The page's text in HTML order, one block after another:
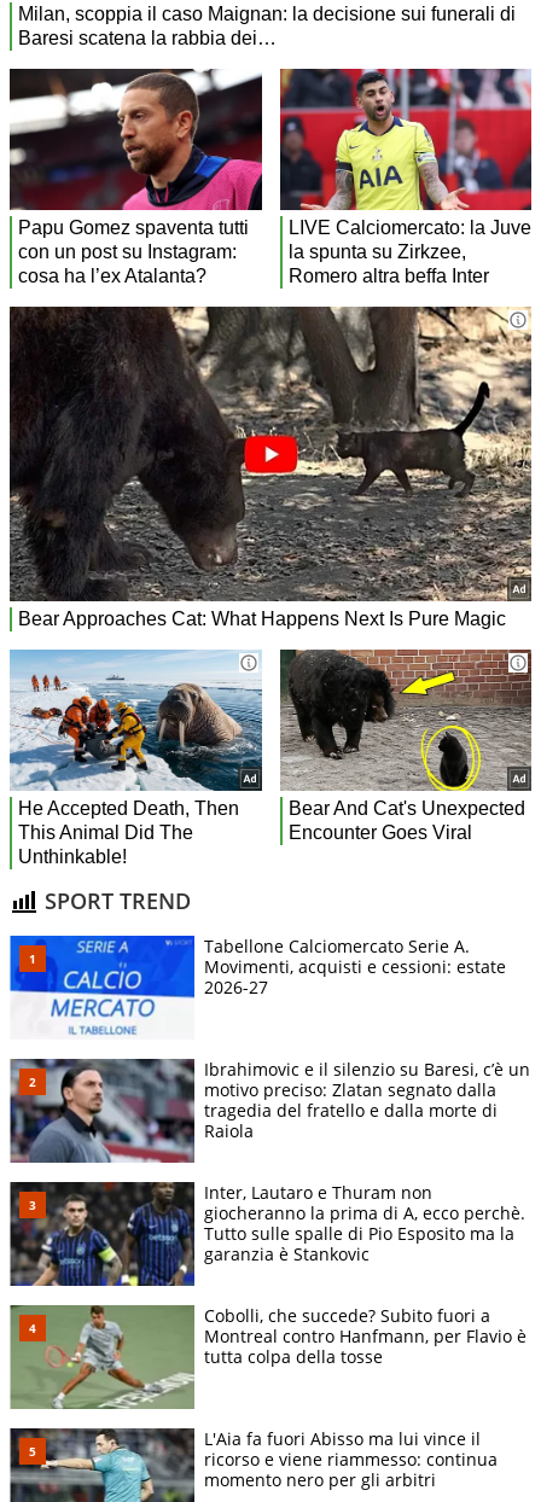
SPORT TREND
Tabellone Calciomercato Serie A.
Movimenti, acquisti e cessioni: estate
2026-27
Ibrahimovic e il silenzio su Baresi, c’è un
motivo preciso: Zlatan segnato dalla
tragedia del fratello e dalla morte di
Raiola
Inter, Lautaro e Thuram non
giocheranno la prima di A, ecco perchè.
Tutto sulle spalle di Pio Esposito ma la
garanzia è Stankovic
Cobolli, che succede? Subito fuori a
Montreal contro Hanfmann, per Flavio è
tutta colpa della tosse
L'Aia fa fuori Abisso ma lui vince il
ricorso e viene riammesso: continua
momento nero per gli arbitri